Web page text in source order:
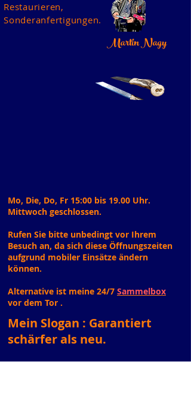
Restaurieren,
Sonderanfertigungen.
Martin Nagy
Mo, Die, Do, Fr 15:00 bis 19.00 Uhr.
Mittwoch geschlossen.
Rufen Sie bitte unbedingt vor Ihrem
Besuch an, da sich diese Öffnungszeiten
aufgrund mobiler Einsätze ändern
können.
Alternative ist meine 24/7 Sammelbox
vor dem Tor .
Mein Slogan : Garantiert
schärfer als neu.